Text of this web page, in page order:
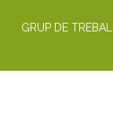
GRUP DE TREBALL